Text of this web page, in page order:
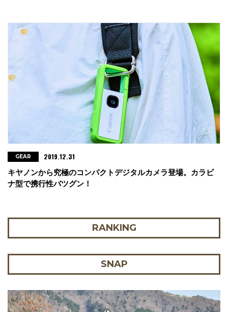
キヤノンから究極のコンパクトデジタルカメラ登場。カラビ
ナ型で携行性バツグン！
GEAR 2019.12.31
RANKING
SNAP